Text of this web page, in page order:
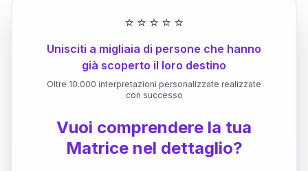
⭐ ⭐ ⭐ ⭐ ⭐
Unisciti a migliaia di persone che hanno
già scoperto il loro destino
Oltre 10.000 interpretazioni personalizzate realizzate
con successo
Vuoi comprendere la tua
Matrice nel dettaglio?